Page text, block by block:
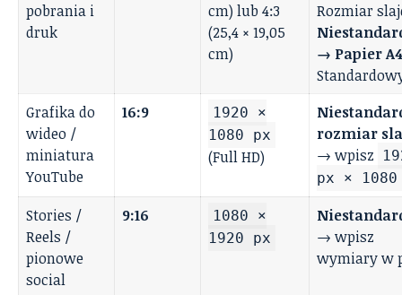
pobrania i
druk
cm) lub 4:3
(25,4 × 19,05
cm)
Rozmiar
→ Papier A4
Grafika do
wideo /
miniatura
YouTube
16:9
1920 ×
1080 px
(Full HD)
rozmiar
→ wpisz
px ×
Stories /
Reels /
pionowe
social
9:16
1080 ×
1920 px
→ wpisz
wymiary w